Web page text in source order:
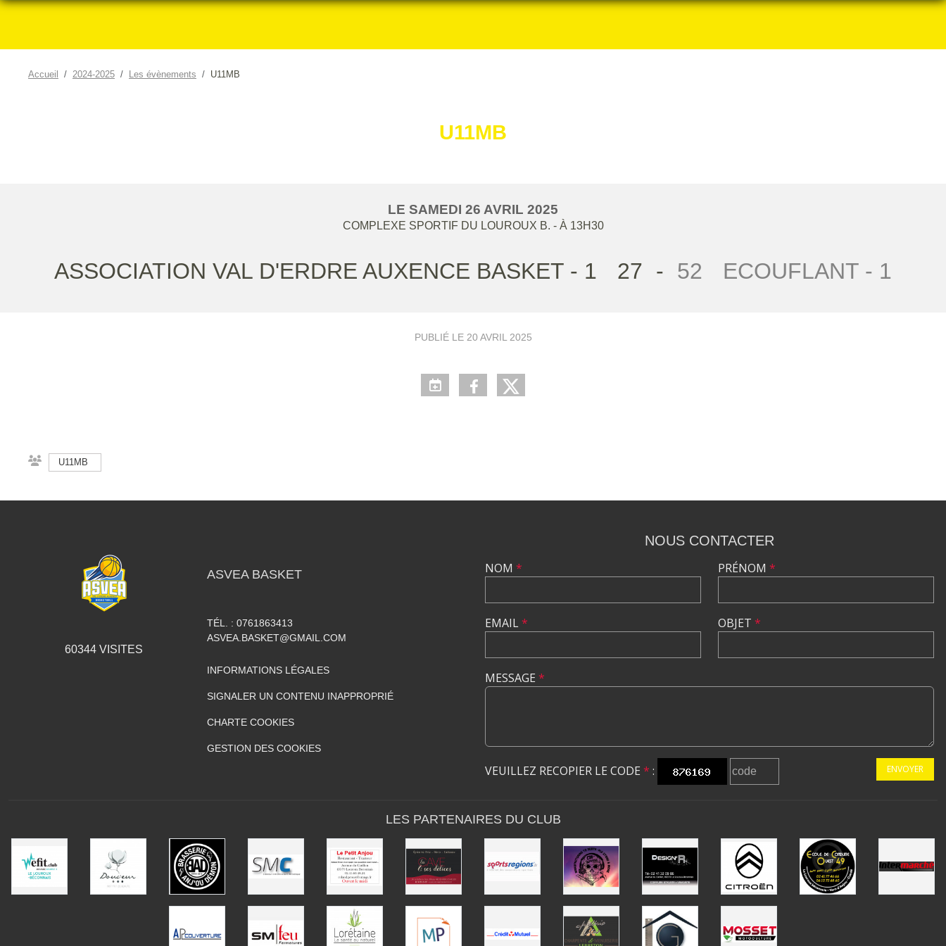
Accueil 2024-2025 Les évènements U11MB
U11MB
LE SAMEDI 26 AVRIL 2025
COMPLEXE SPORTIF DU LOUROUX B. - À 13H30
ASSOCIATION VAL D'ERDRE AUXENCE BASKET - 1 27 - 52 ECOUFLANT - 1
PUBLIÉ LE 20 AVRIL 2025
U11MB
60344VISITES
ASVEA BASKET
TÉL. : 0761863413
ASVEA.BASKET@GMAIL.COM
INFORMATIONS LÉGALES
SIGNALER UN CONTENU INAPPROPRIÉ
CHARTE COOKIES
GESTION DES COOKIES
NOUS CONTACTER
NOM *
EMAIL*
PRÉNOM *
OBJET *
MESSAGE *
VEUILLEZ RECOPIER LE CODE * : ENVOYER
LES PARTENAIRES DU CLUB